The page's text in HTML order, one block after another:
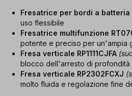
Fresatrice per bordi a batteria
uso flessibile
Fresatrice multifunzione
potente e preciso per un'ampia
Fresa verticale RP1111CJFA
blocco dell'arresto di profondità
Fresa verticale RP2302FCXJ
molto fluida e regolazione fine